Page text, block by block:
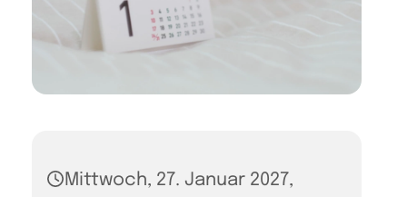
Mittwoch, 27. Januar 2027,